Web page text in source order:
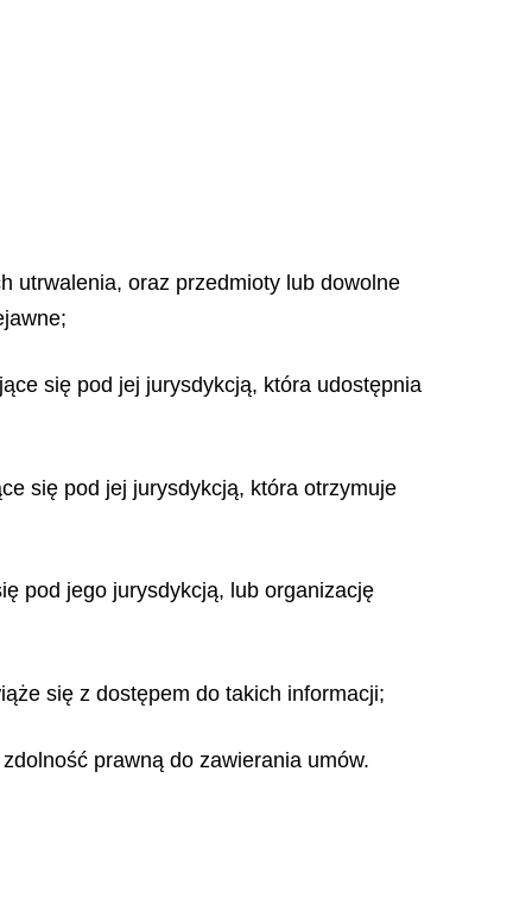
utrwalenia, oraz przedmioty lub dowolne
się pod jej jurysdykcją, która udostępnia
się pod jej jurysdykcją, która otrzymuje
pod jego jurysdykcją, lub organizację
się z dostępem do takich informacji;
prawną do zawierania umów.